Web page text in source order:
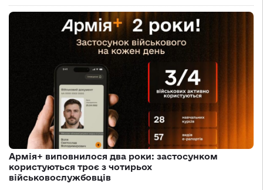
Армія+ виповнилося два роки: застосунком
користуються троє з чотирьох
військовослужбовців